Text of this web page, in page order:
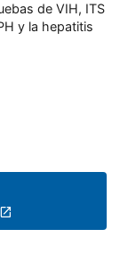
de VIH, ITS
y la hepatitis